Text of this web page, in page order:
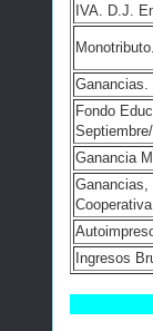
IVA. D.J.
Fondo
Ganancia
Ganancias,
Ingresos